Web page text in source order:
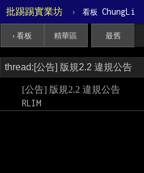
批踢踢實業坊 › 看板 ChungLi
‹ 看板 精華區 最舊
[公告] 版規2.2 違規公告
RLIM